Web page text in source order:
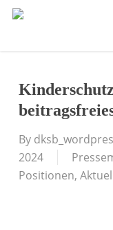
Skip
By
2024
Positionen,